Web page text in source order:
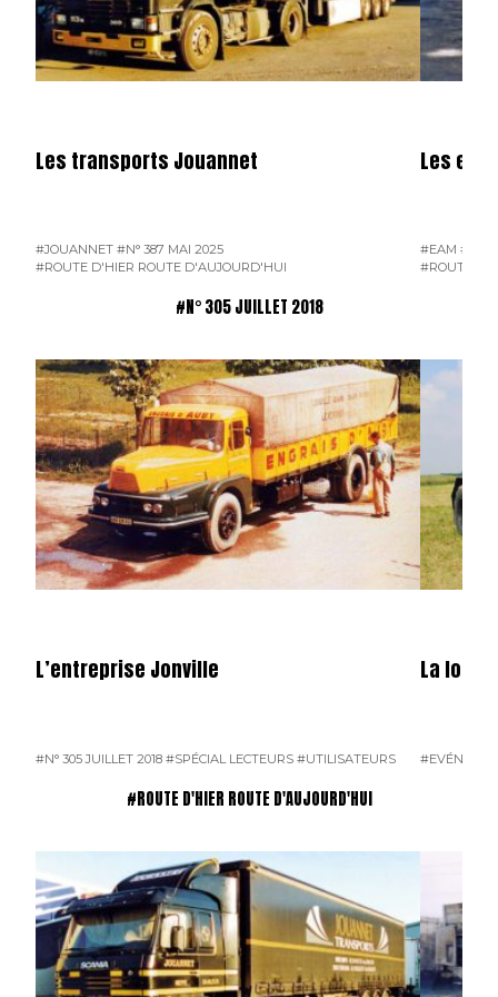
Les transports Jouannet
#JOUANNET #N° 387 MAI 2025
#ROUTE D'HIER ROUTE D'AUJOURD'HUI
Les
#EAM
#ROUTE
#N° 305 JUILLET 2018
L’entreprise Jonville
#N° 305 JUILLET 2018 #SPÉCIAL LECTEURS #UTILISATEURS
La
#ROUTE D'HIER ROUTE D'AUJOURD'HUI